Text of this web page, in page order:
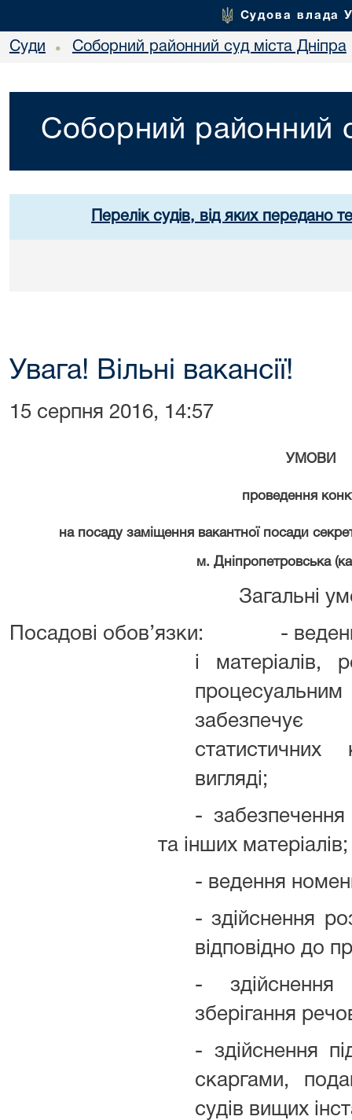
Судова влада
Суди • Соборний районний суд міста Дніпра
Соборний районний
Перелік судів, від яких передано
Увага! Вільні вакансії!
15 серпня 2016, 14:57
УМОВИ
проведення
на посаду заміщення вакантної посади
м. Дніпропетровська
Загальні
Посадові обов’язки:
-
і матеріалів,
забезпечує
вигляді;
- забезпечення
та інших матеріалів;
- ведення
- здійснення
відповідно до
- здійснення
зберігання
- здійснення
скаргами,
судів вищих